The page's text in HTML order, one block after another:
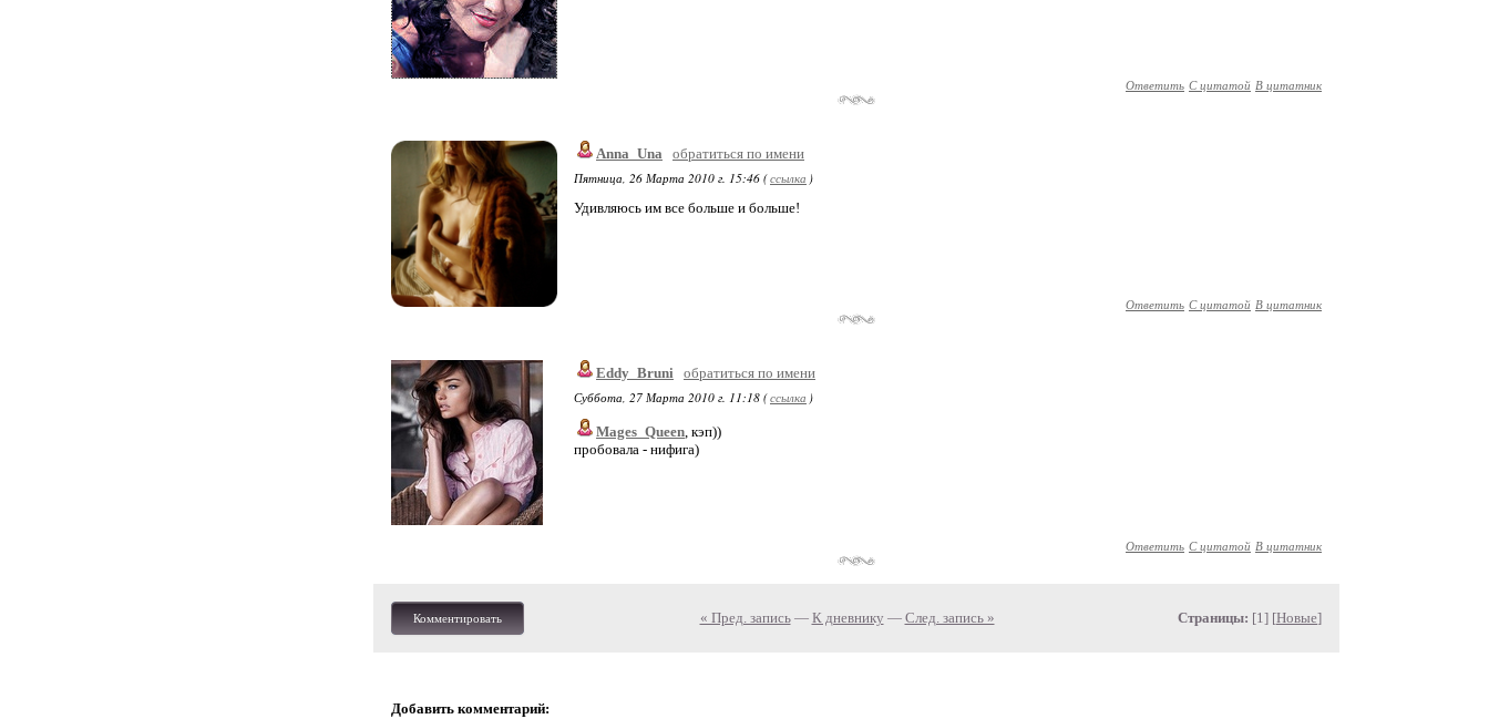
Ответить С цитатой В цитатник
Anna_Una
обратиться по имени
Пятница, 26 Марта 2010 г. 15:46 (ссылка )
Удивляюсь им все больше и больше!
Ответить С цитатой В цитатник
Eddy_Bruni обратиться по имени
Суббота, 27 Марта 2010 г. 11:18 (ссылка )
Mages_Queen, кэп))
пробовала - нифига)
Ответить С цитатой В цитатник
Комментировать « Пред. запись— К дневнику — След. запись » Страницы: [1] [Новые]
Добавить комментарий: